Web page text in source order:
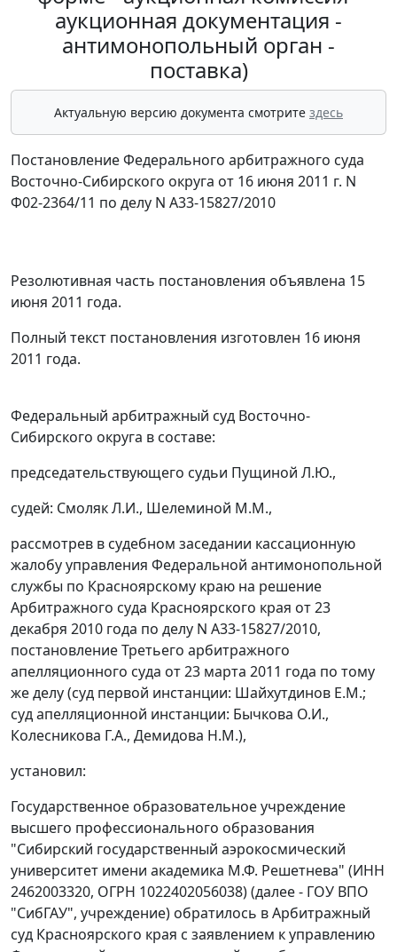
аукционная документация -
антимонопольный орган -
поставка)
Актуальную версию документа смотрите здесь
Постановление Федерального арбитражного суда
Восточно-Сибирского округа от 16 июня 2011 г. N
Ф02-2364/11 по делу N А33-15827/2010
Резолютивная часть постановления объявлена 15
июня 2011 года.
Полный текст постановления изготовлен 16 июня
2011 года.
Федеральный арбитражный суд Восточно-
Сибирского округа в составе:
председательствующего судьи Пущиной Л.Ю.,
судей: Смоляк Л.И., Шелеминой М.М.,
рассмотрев в судебном заседании кассационную
жалобу управления Федеральной антимонопольной
службы по Красноярскому краю на решение
Арбитражного суда Красноярского края от 23
декабря 2010 года по делу N А33-15827/2010,
постановление Третьего арбитражного
апелляционного суда от 23 марта 2011 года по тому
же делу (суд первой инстанции: Шайхутдинов Е.М.;
суд апелляционной инстанции: Бычкова О.И.,
Колесникова Г.А., Демидова Н.М.),
установил:
Государственное образовательное учреждение
высшего профессионального образования
"Сибирский государственный аэрокосмический
университет имени академика М.Ф. Решетнева" (ИНН
2462003320, ОГРН 1022402056038) (далее - ГОУ ВПО
"СибГАУ", учреждение) обратилось в Арбитражный
суд Красноярского края с заявлением к управлению